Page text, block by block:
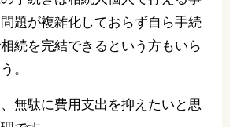
題が複雑化しておらず自ら手続
続を完結できるという方もいら
。
無駄に費用支出を抑えたいと思